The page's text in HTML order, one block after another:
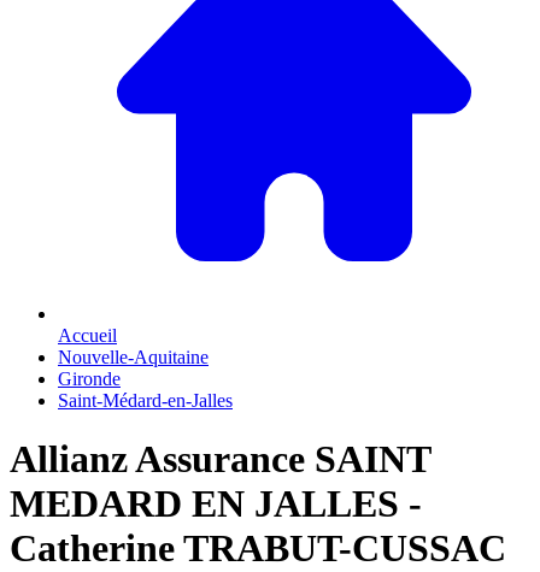
Accueil
Nouvelle-Aquitaine
Gironde
Saint-Médard-en-Jalles
Allianz Assurance SAINT
MEDARD EN JALLES -
Catherine TRABUT-CUSSAC